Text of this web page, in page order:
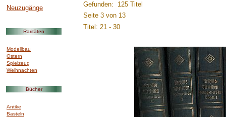
Neuzugänge
Raritäten
Modellbau
Ostern
Spielzeug
Weihnachten
Bücher
Antike
Basteln
Gefunden: 125 Titel
Seite 3 von 13
Titel: 21 - 30